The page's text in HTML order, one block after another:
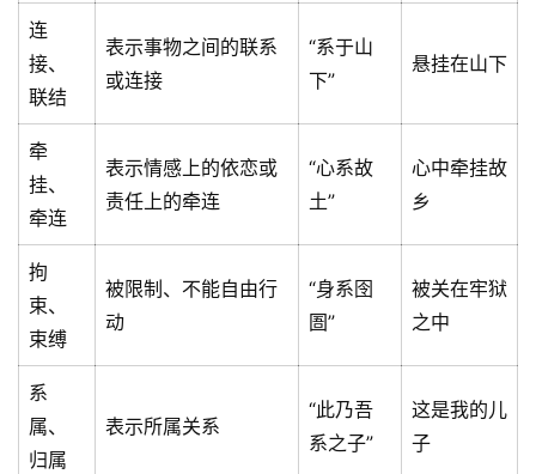
连
接、
联结
表示事物之间的联系
或连接
“系于山
下”
悬挂在山下
牵
挂、
牵连
表示情感上的依恋或
责任上的牵连
“心系故
土”
心中牵挂故
乡
拘
束、
束缚
被限制、不能自由行
动
“身系囹
圄”
被关在牢狱
之中
系
属、
归属
表示所属关系
“此乃吾
系之子”
这是我的儿
子